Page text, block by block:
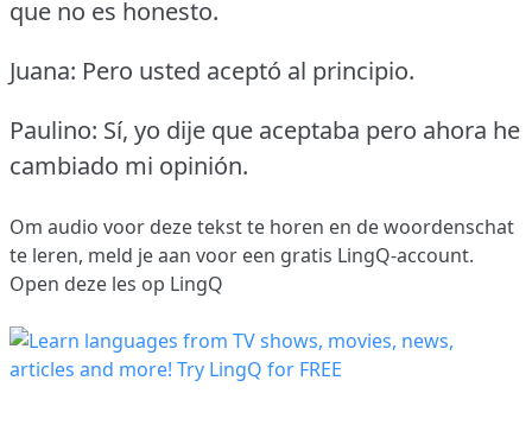
que no es honesto.
Juana: Pero usted aceptó al principio.
Paulino: Sí, yo dije que aceptaba pero ahora he
cambiado mi opinión.
Om audio voor deze tekst te horen en de woordenschat
te leren, meld je aan voor een gratis LingQ-account.
Open deze les op LingQ